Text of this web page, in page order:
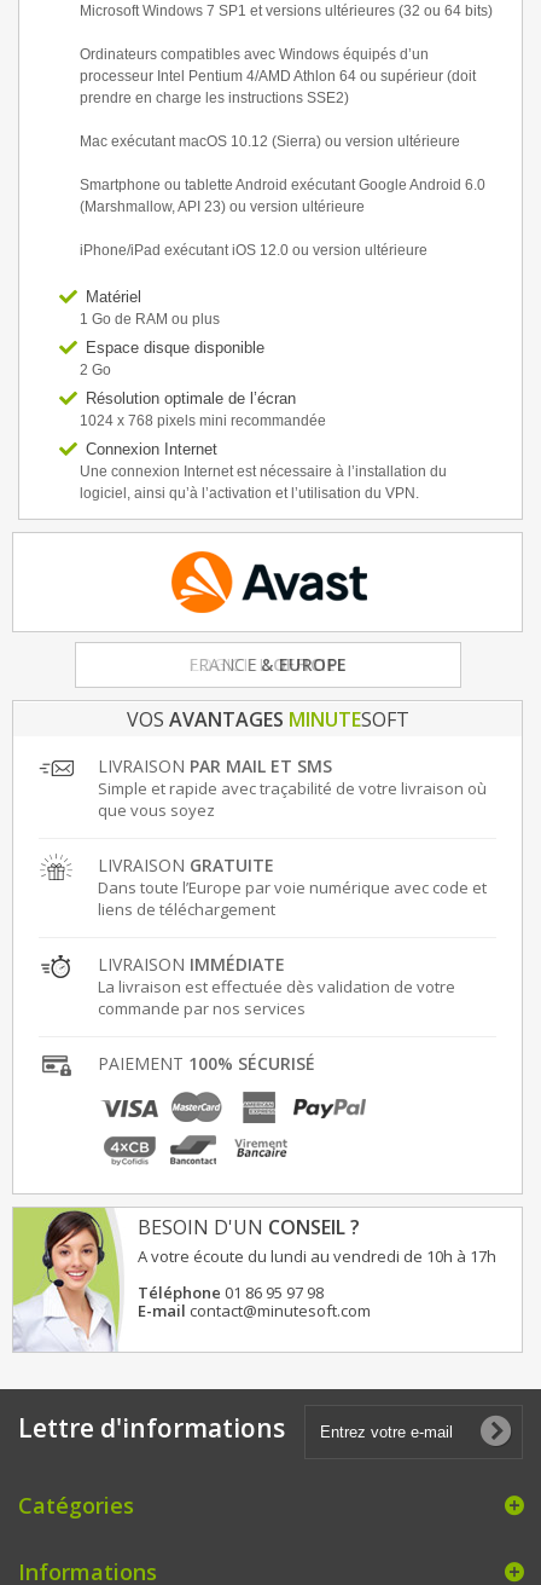
Microsoft Windows 7 SP1 et versions ultérieures (32 ou 64 bits)
Ordinateurs compatibles avec Windows équipés d’un
processeur Intel Pentium 4/AMD Athlon 64 ou supérieur (doit
prendre en charge les instructions SSE2)
Mac exécutant macOS 10.12 (Sierra) ou version ultérieure
Smartphone ou tablette Android exécutant Google Android 6.0
(Marshmallow, API 23) ou version ultérieure
iPhone/iPad exécutant iOS 12.0 ou version ultérieure
Matériel
1 Go de RAM ou plus
Espace disque disponible
2 Go
Résolution optimale de l’écran
1024 x 768 pixels mini recommandée
Connexion Internet
Une connexion Internet est nécessaire à l’installation du
logiciel, ainsi qu’à l’activation et l’utilisation du VPN.
FRANCE & EUROPE
VOS AVANTAGES MINUTESOFT
LIVRAISON PAR MAIL ET SMS
Simple et rapide avec traçabilité de votre livraison où
que vous soyez
LIVRAISON GRATUITE
Dans toute l’Europe par voie numérique avec code et
liens de téléchargement
LIVRAISON IMMÉDIATE
La livraison est effectuée dès validation de votre
commande par nos services
PAIEMENT 100% SÉCURISÉ
BESOIN D'UN CONSEIL ?
A votre écoute du lundi au vendredi de 10h à 17h
Téléphone 01 86 95 97 98
E-mail contact@minutesoft.com
Lettre d'informations
Catégories
Informations